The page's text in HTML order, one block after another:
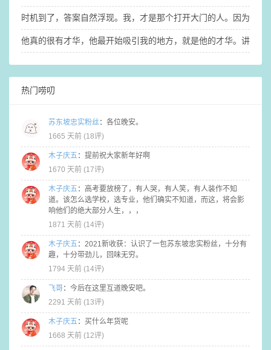
时机到了，答案自然浮现。我，才是那个打开大门的人。因为钥匙
他真的很有才华，他最开始吸引我的地方，就是他的才华。讲真
热门唠叨
苏东坡忠实粉丝： 各位晚安。
1665 天前 (18评)
木子庆五： 提前祝大家新年好啊
1670 天前 (17评)
木子庆五： 高考要放榜了，有人哭，有人笑，有人装作不知
道。该怎么选学校，选专业，他们确实不知道，而这，将会影
响他们的绝大部分人生，，，
1871 天前 (14评)
木子庆五： 2021新收获：认识了一包苏东坡忠实粉丝，十分有
趣，十分带劲儿，回味无穷。
1794 天前 (14评)
飞哥： 今后在这里互道晚安吧。
2291 天前 (13评)
木子庆五： 买什么年货呢
1668 天前 (12评)